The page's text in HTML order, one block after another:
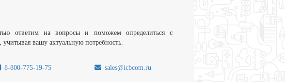
ответим на вопросы и поможем определиться с
вашу актуальную потребность.
8-800-775-19-75 sales@icbcom.ru